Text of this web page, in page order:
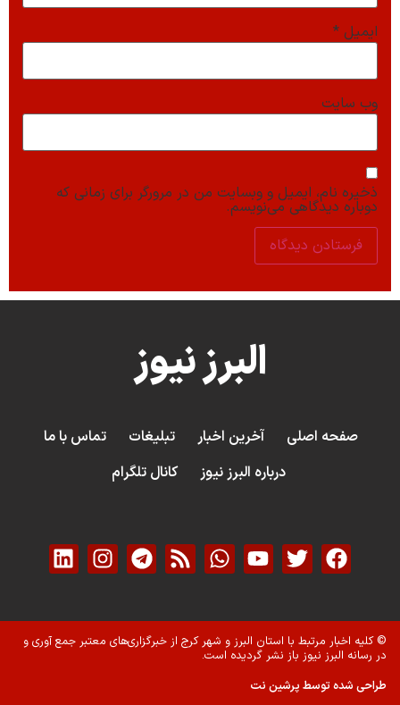
ایمیل *
وب‌ سایت
ذخیره نام، ایمیل و وبسایت من در مرورگر برای زمانی که
دوباره دیدگاهی می‌نویسم.
البرز نیوز
صفحه اصلی آخرین اخبار تبلیغات
تماس با ما
درباره البرز نیوز
کانال تلگرام
© کلیه اخبار مرتبط با استان البرز و شهر کرج از خبرگزاری‌های معتبر جمع آوری و
در رسانه البرز نیوز باز نشر گردیده است.
طراحی شده توسط پرشین نت